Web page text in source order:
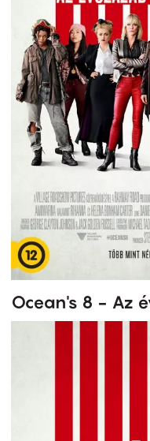
Ocean's 8 - Az